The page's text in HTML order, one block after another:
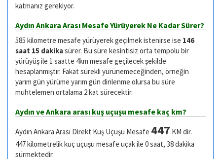
katmanız gerekiyor.
Aydın Ankara Arası Mesafe Yürüyerek Ne Kadar Sürer?
585 kilometre mesafe yürüyerek geçilmek istenirse ise 146
saat 15 dakikasürer. Bu süre kesintisiz orta tempolu bir
yürüyüş ile 1 saatte 4km mesafe geçilecek şekilde
hesaplanmıştır. Fakat sürekli yürünemeceğinden, örneğin
yarım gün yürüme yarım gün dinlenme olursa bu süre
muhtelemen ortalama 2 kat sürecektir.
Aydın ve Ankara arası kuş uçuşu mesafe kaç km?
Aydın Ankara Arası Direkt Kuş Uçuşu Mesafe 447 KM dir.
447 kilometrelik kuç uçuşu mesafe uçak ile 0 saat, 38 dakika
sürmektedir.